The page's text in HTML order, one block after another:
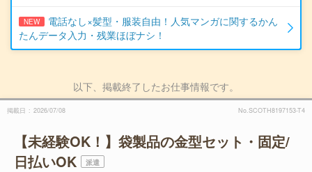
NEW
電話なし×髪型・服装自由！人気マンガに関するかん
たんデータ入力・残業ほぼナシ！
以下、掲載終了したお仕事情報です。
掲載日 2026/07/08 No.SCOTH8197153-T4
【未経験OK！】袋製品の金型セット・固定/
日払いOK
派遣